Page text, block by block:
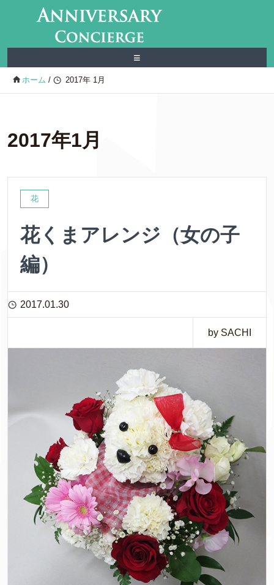
≡
ホーム / 2017年 1月
2017年1月
花
花くまアレンジ（女の子
編）
2017.01.30
by SACHI